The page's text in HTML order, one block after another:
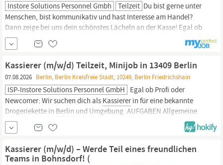
Instore Solutions Personnel Gmbh Teilzeit Du bist gerne unter
Menschen, bist kommunikativ und hast Interesse am Handel?
Dann zeige bei uns dein schönstes Lächeln an der Kasse! Egal ob
Profi oder Newcomer: Wir suchen dich als
in für eine
bekannte Drogeriekette in Teilzeit, Minijob für
Umgebung. Deine Vorteile: Faire & pünktliche Vergütung
Intensive...
Kassierer (m/w/d) Teilzeit, Minijob in 13409 Berlin
07.08.2026 Berlin, Berlin Kreisfreie Stadt, 10249, Berlin Friedrichshain
ISP-Instore Solutions Personnel GmbH Egal ob Profi oder
Newcomer: Wir suchen dich als Kassiererin für eine bekannte
Drogeriekette in Berlin und Umgebung. AUFGABEN Allgemeine
Kassen- und Verkaufstätigkeiten Or
Kassierer (m/w/d) – Werde Teil eines freundlichen
Teams in Bohnsdorf! (